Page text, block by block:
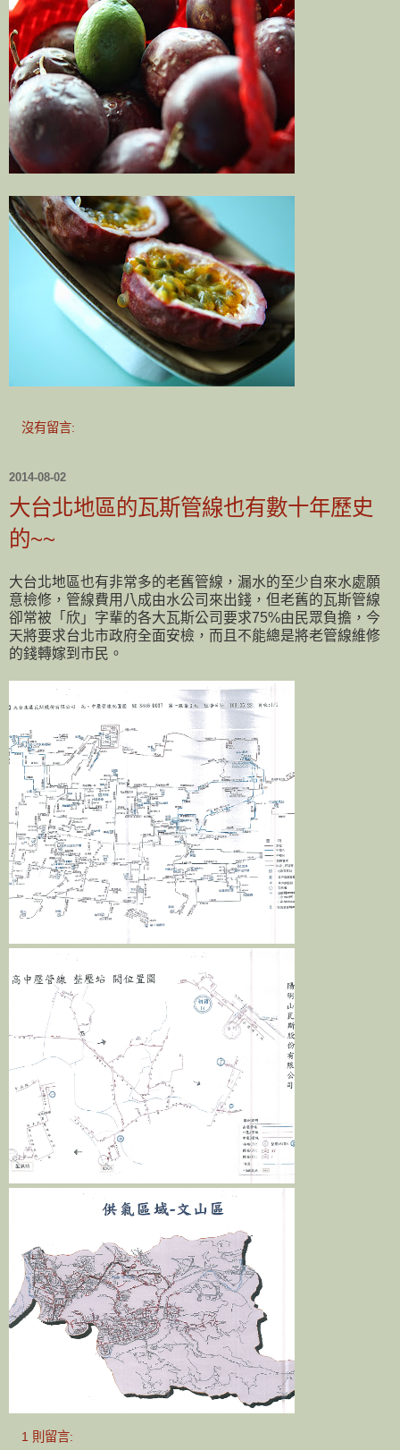
沒有留言:
2014-08-02
大台北地區的瓦斯管線也有數十年歷史
的~~
大台北地區也有非常多的老舊管線，漏水的至少自來水處願
意檢修，管線費用八成由水公司來出錢，但老舊的瓦斯管線
卻常被「欣」字輩的各大瓦斯公司要求75%由民眾負擔，今
天將要求台北市政府全面安檢，而且不能總是將老管線維修
的錢轉嫁到市民。
1 則留言: